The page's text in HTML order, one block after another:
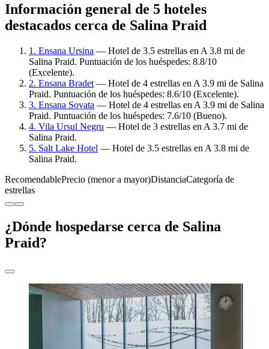
Información general de 5 hoteles
destacados cerca de Salina Praid
1. Ensana Ursina — Hotel de 3.5 estrellas en A 3.8 mi de
Salina Praid. Puntuación de los huéspedes: 8.8/10
(Excelente).
2. Ensana Bradet — Hotel de 4 estrellas en A 3.9 mi de Salina
Praid. Puntuación de los huéspedes: 8.6/10 (Excelente).
3. Ensana Sovata — Hotel de 4 estrellas en A 3.9 mi de Salina
Praid. Puntuación de los huéspedes: 7.6/10 (Bueno).
4. Vila Ursul Negru — Hotel de 3 estrellas en A 3.7 mi de
Salina Praid.
5. Salt Lake Hotel — Hotel de 3.5 estrellas en A 3.8 mi de
Salina Praid.
RecomendablePrecio (menor a mayor)DistanciaCategoría de
estrellas
¿Dónde hospedarse cerca de Salina
Praid?